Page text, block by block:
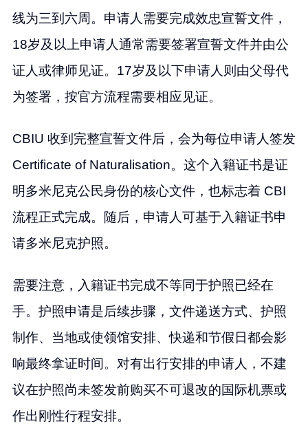
线为三到六周。申请人需要完成效忠宣誓文件，
18岁及以上申请人通常需要签署宣誓文件并由公
证人或律师见证。17岁及以下申请人则由父母代
为签署，按官方流程需要相应见证。
CBIU 收到完整宣誓文件后，会为每位申请人签发
Certificate of Naturalisation。这个入籍证书是证
明多米尼克公民身份的核心文件，也标志着 CBI
流程正式完成。随后，申请人可基于入籍证书申
请多米尼克护照。
需要注意，入籍证书完成不等同于护照已经在
手。护照申请是后续步骤，文件递送方式、护照
制作、当地或使领馆安排、快递和节假日都会影
响最终拿证时间。对有出行安排的申请人，不建
议在护照尚未签发前购买不可退改的国际机票或
作出刚性行程安排。